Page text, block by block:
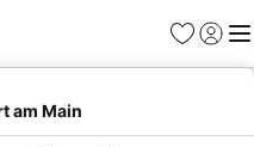
Favoriten
am Main